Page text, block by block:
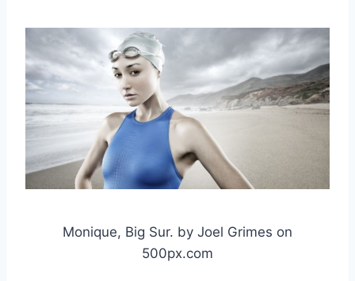
Monique, Big Sur. by Joel Grimes on
500px.com